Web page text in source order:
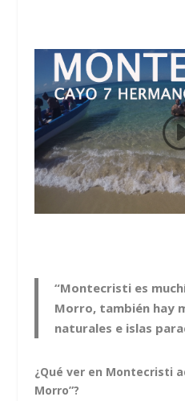
“Montecristi es
Morro, también hay
naturales e islas
¿Qué ver en Montecristi
Morro”?